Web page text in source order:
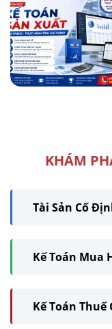
KHÁM
Tài Sản Cố
Kế Toán Mua
Kế Toán Thuế